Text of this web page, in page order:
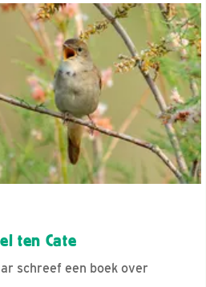
ten Cate
schreef een boek over